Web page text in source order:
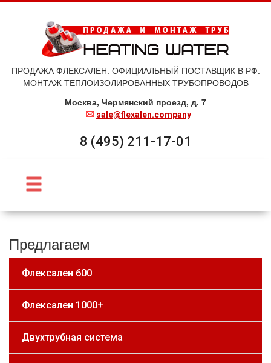
ПРОДАЖА ФЛЕКСАЛЕН. ОФИЦИАЛЬНЫЙ ПОСТАВЩИК В РФ.
МОНТАЖ ТЕПЛОИЗОЛИРОВАННЫХ ТРУБОПРОВОДОВ
Москва, Чермянский проезд, д. 7
sale@flexalen.company
8 (495) 211-17-01
Предлагаем
Флексален 600
Флексален 1000+
Двухтрубная система